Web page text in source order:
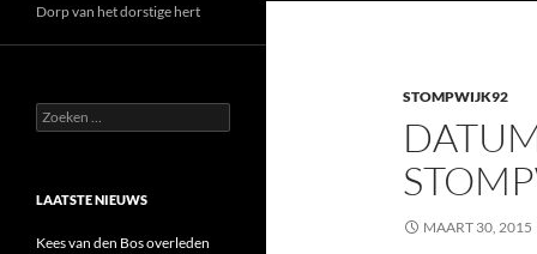
STOMPWIJK92
MAART 30, 2015
Dorp van het dorstige hert
Zoeken
naar:
LAATSTE NIEUWS
Kees van den Bos overleden